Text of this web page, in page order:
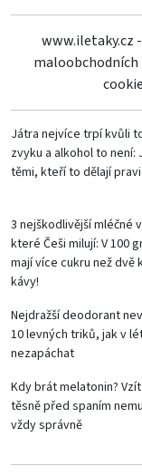
www.iletaky.cz
Játra nejvíce trpí kvůli
zvyku a alkohol to není:
těmi, kteří to dělají
3 nejškodlivější mléčné
které Češi milují: V 100
mají více cukru než dvě
kávy!
Nejdražší deodorant
10 levných triků, jak v
nezapáchat
Kdy brát melatonin?
těsně před spaním
vždy správně